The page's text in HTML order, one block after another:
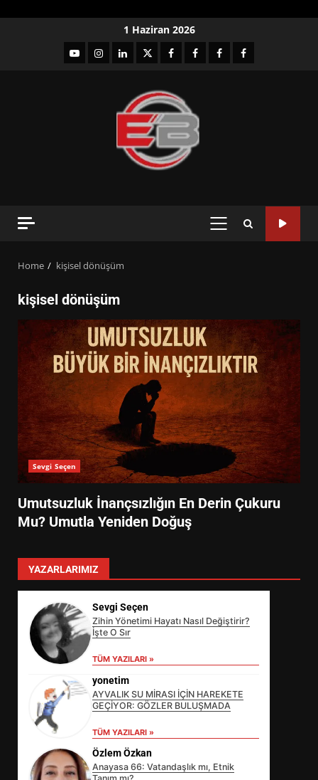
1 Haziran 2026
YouTubeInstagram
LinkedIntwitterfacebook-Facebook-
Facebook-Facebook-
PRIMARY
Home kişisel dönüşüm
kişisel dönüşüm
Sevgi Seçen
Umutsuzluk İnançsızlığın En Derin Çukuru
Mu? Umutla Yeniden Doğuş
YAZARLARIMIZ
Sevgi Seçen
Zihin Yönetimi Hayatı Nasıl Değiştirir?
İşte O Sır
TÜM YAZILARI »
yonetim
AYVALIK SU MİRASI İÇİN HAREKETE
GEÇİYOR: GÖZLER BULUŞMADA
TÜM YAZILARI »
Özlem Özkan
Anayasa 66: Vatandaşlık mı, Etnik